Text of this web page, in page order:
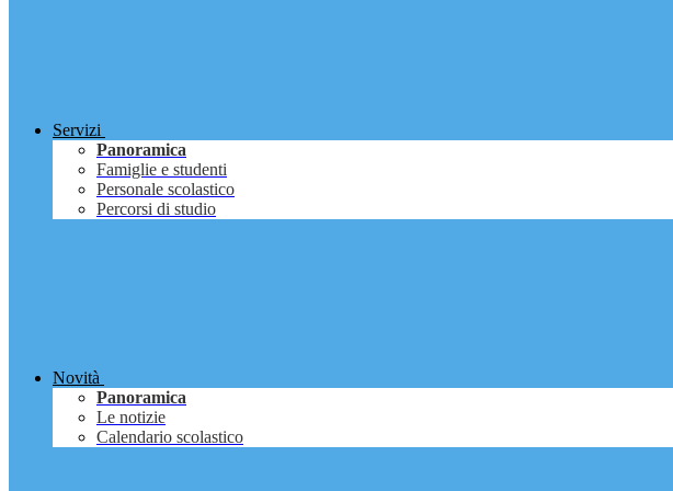
Servizi
Panoramica
Famiglie e studenti
Personale scolastico
Percorsi di studio
Novità
Panoramica
Le notizie
Calendario scolastico